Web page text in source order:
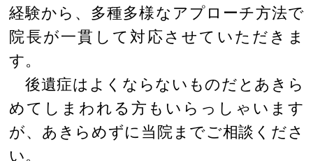
経験から、多種多様なアプローチ方法で
院長が一貫して対応させていただきま
す。
後遺症はよくならないものだとあきら
めてしまわれる方もいらっしゃいます
が、あきらめずに当院までご相談くださ
い。